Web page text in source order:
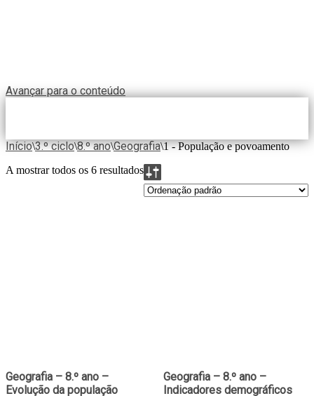
Avançar para o conteúdo
Início\3.º ciclo\8.º ano\Geografia\1 - População e povoamento
A mostrar todos os 6 resultados
Geografia – 8.º ano –
Evolução da população
Geografia – 8.º ano –
Indicadores demográficos